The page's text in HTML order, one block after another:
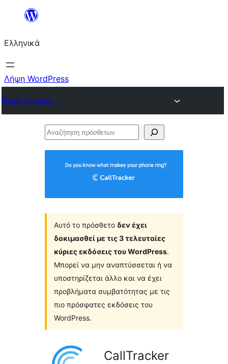
Μετάβαση
περιεχόμενο
Ελληνικά
Λήψη WordPress
Plugin Directory
Αναζήτηση
Αυτό το πρόσθετο δεν έχει
δοκιμασθεί με τις 3 τελευταίες
κύριες εκδόσεις του WordPress.
Μπορεί να μην αναπτύσσεται ή να
υποστηρίζεται άλλο και να έχει
προβλήματα συμβατότητας με τις
πιο πρόσφατες εκδόσεις του
WordPress.
CallTracker